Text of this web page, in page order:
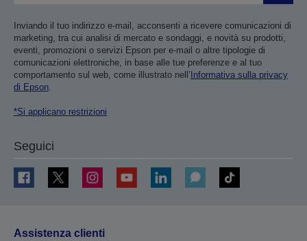
Inviando il tuo indirizzo e-mail, acconsenti a ricevere comunicazioni di
marketing, tra cui analisi di mercato e sondaggi, e novità su prodotti,
eventi, promozioni o servizi Epson per e-mail o altre tipologie di
comunicazioni elettroniche, in base alle tue preferenze e al tuo
comportamento sul web, come illustrato nell’ Informativa sulla privacy
di Epson.
*Si applicano restrizioni
Seguici
Assistenza clienti